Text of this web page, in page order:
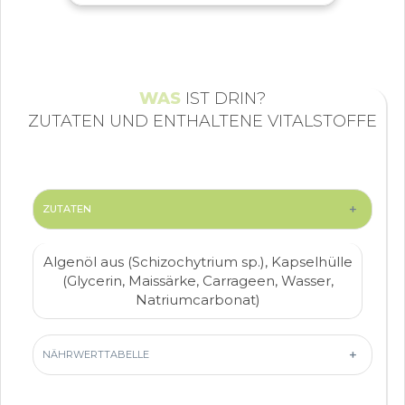
WAS IST DRIN?
ZUTATEN UND ENTHALTENE VITALSTOFFE
ZUTATEN +
Algenöl aus (Schizochytrium sp.), Kapselhülle
(Glycerin, Maissärke, Carrageen, Wasser,
Natriumcarbonat)
NÄHRWERTTABELLE +